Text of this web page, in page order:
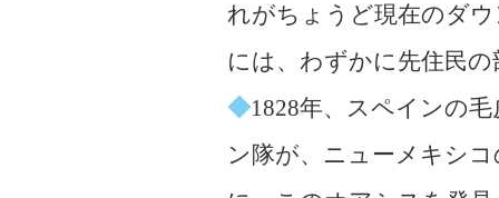
れがちょうど現在のダ
には、わずかに先住民
◆1828年、スペインの毛
ン隊が、ニューメキシ